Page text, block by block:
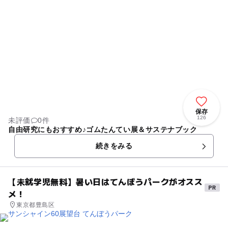
保存
126
未評価
0件
自由研究にもおすすめ♪ゴムたんてい展＆サステナブック
続きをみる
【未就学児無料】暑い日はてんぼうパークがオスス
メ！
東京都豊島区